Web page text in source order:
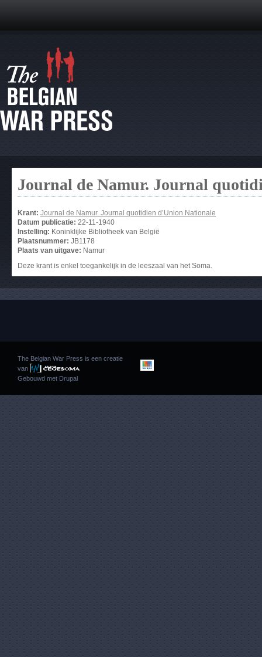
Journal de Namur. Journal
Krant: Journal de Namur. Journal quotidien d’Union Nationale
Datum publicatie: 22-11-1940
Instelling: Koninklijke Bibliotheek van België
Plaatsnummer: JB1178
Plaats van uitgave: Namur
Deze krant is enkel toegankelijk in de leeszaal van het Soma.
The Belgian War Press is een creatie
van
Gebouwd met Drupal